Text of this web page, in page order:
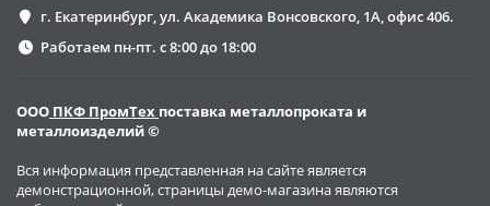
г. Екатеринбург, ул. Академика Вонсовского, 1А, офис 406.
Работаем пн-пт. с 8:00 до 18:00
ООО ПКФ ПромТех поставка металлопроката и
металлоизделий ©
Вся информация представленная на сайте является
демонстрационной, страницы демо-магазина являются